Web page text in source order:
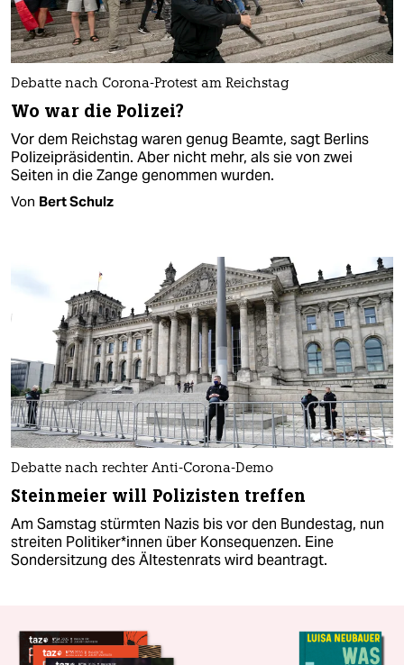
Debatte nach Corona-Protest am Reichstag
Wo war die Polizei?
Vor dem Reichstag waren genug Beamte, sagt Berlins
Polizeipräsidentin. Aber nicht mehr, als sie von zwei
Seiten in die Zange genommen wurden.
Von Bert Schulz
Debatte nach rechter Anti-Corona-Demo
Steinmeier will Polizisten treffen
Am Samstag stürmten Nazis bis vor den Bundestag, nun
streiten Politiker*innen über Konsequenzen. Eine
Sondersitzung des Ältestenrats wird beantragt.